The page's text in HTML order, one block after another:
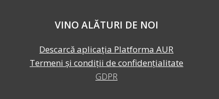
VINO ALĂTURI DE NOI
Descarcă aplicația Platforma AUR
Termeni și condiții de confidențialitate
GDPR